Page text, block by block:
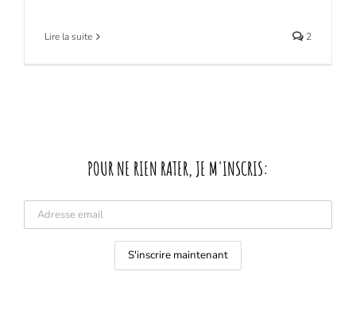
Lire la suite 2
POUR NE RIEN RATER, JE M'INSCRIS: